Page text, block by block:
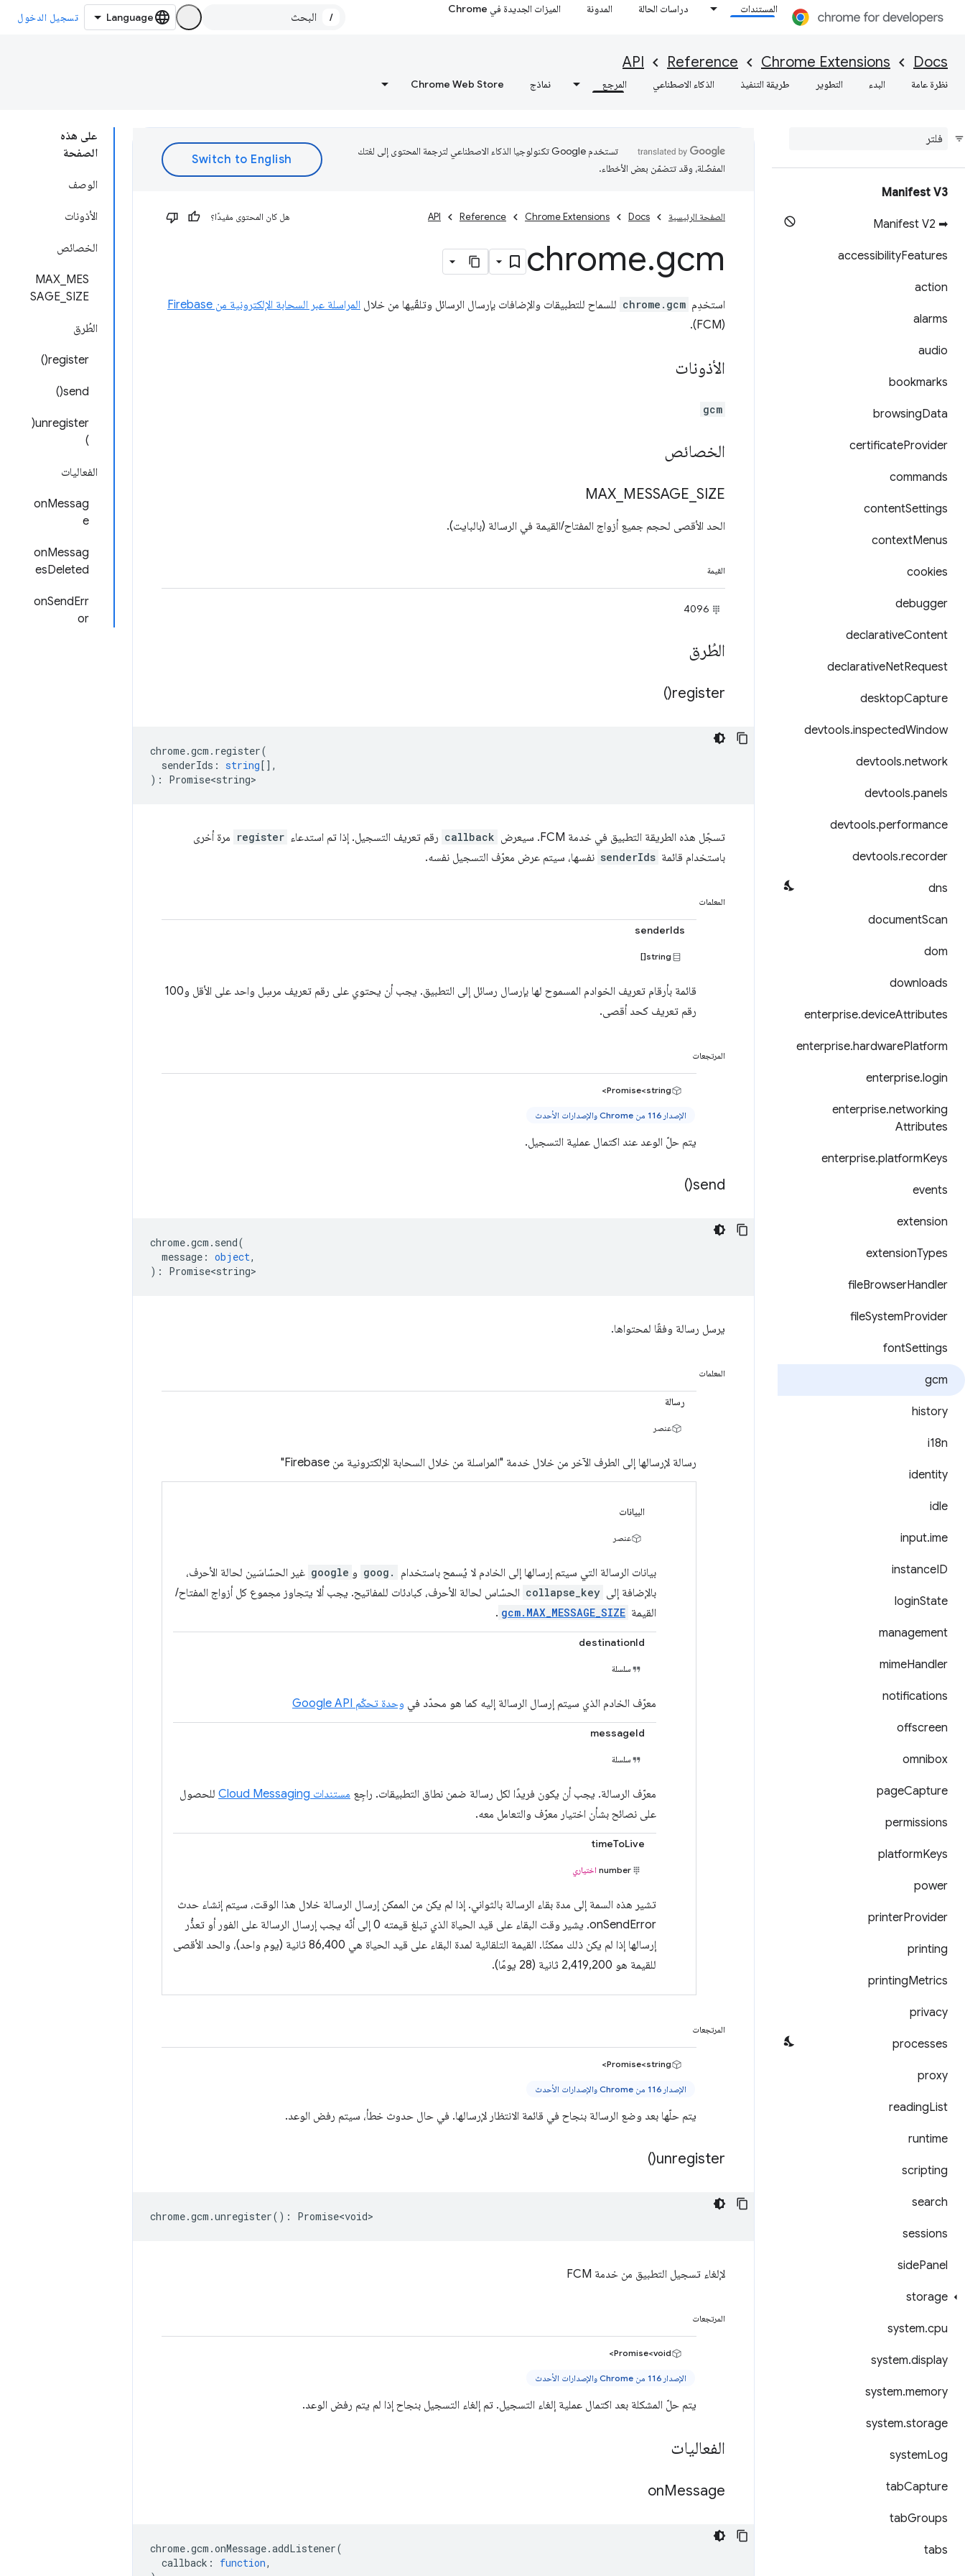
المستندات دراسات الحالة المدونة الميزات الجديدة في Chrome
/ تسجيل الدخول
Docs
Chrome Extensions
Reference
API
نظرة عامة البدء التطوير طريقة التنفيذ الذكاء الاصطناعي المرجع نماذج Chrome Web Store
Manifest V3
➡ Manifest V2
accessibilityFeatures
action
alarms
audio
bookmarks
browsingData
certificateProvider
commands
contentSettings
contextMenus
cookies
debugger
declarativeContent
declarativeNetRequest
desktopCapture
devtools.inspectedWindow
devtools.network
devtools.panels
devtools.performance
devtools.recorder
dns
documentScan
dom
downloads
enterprise.deviceAttributes
enterprise.hardwarePlatform
enterprise.login
enterprise.networking
Attributes
enterprise.platformKeys
events
extension
extensionTypes
fileBrowserHandler
fileSystemProvider
fontSettings
gcm
history
i18n
identity
idle
input.ime
instanceID
loginState
management
mimeHandler
notifications
offscreen
omnibox
pageCapture
permissions
platformKeys
power
printerProvider
printing
printingMetrics
privacy
processes
proxy
readingList
runtime
scripting
search
sessions
sidePanel
storage
system.cpu
system.display
system.memory
system.storage
systemLog
tabCapture
tabGroups
tabs
على هذه
الصفحة
الوصف
الأذونات
الخصائص
MAX_MES
SAGE_SIZE
الطُرق
register()
send()
unregister(
)
الفعاليات
onMessag
e
onMessag
esDeleted
onSendErr
or
تستخدم Google تكنولوجيا الذكاء الاصطناعي لترجمة المحتوى إلى لغتك
المفضّلة، وقد تتضمّن بعض الأخطاء.
الصفحة الرئيسية Docs
Chrome Extensions
Reference
API هل كان المحتوى مفيدًا؟
chrome.gcm
استخدِم chrome.gcm للسماح للتطبيقات والإضافات بإرسال الرسائل وتلقّيها من خلال المراسلة عبر السحابة الإلكترونية من Firebase
(FCM).
الأذونات
gcm
الخصائص
MAX MESSAGE SIZE
الحد الأقصى لحجم جميع أزواج المفتاح/القيمة في الرسالة (بالبايت).
القيمة
4096
الطُرق
register(
)
chrome.gcm . register(
senderIds : string[],
) : Promise<string>
تسجّل هذه الطريقة التطبيق في خدمة FCM. سيعرض callback رقم تعريف التسجيل. إذا تم استدعاء register مرة أخرى
باستخدام قائمة senderIds نفسها، سيتم عرض معرّف التسجيل نفسه.
المعلمات
senderIds
string[]
قائمة بأرقام تعريف الخوادم المسموح لها بإرسال رسائل إلى التطبيق. يجب أن يحتوي على رقم تعريف مرسِل واحد على الأقل و100
رقم تعريف كحد أقصى.
المرتجعات
Promise<string>
الإصدار 116 من Chrome والإصدارات الأحدث
يتم حلّ الوعد عند اكتمال عملية التسجيل.
send(
)
chrome.gcm . send(
message : object,
) : Promise<string>
يرسل رسالة وفقًا لمحتواها.
المعلمات
رسالة
عنصر
رسالة لإرسالها إلى الطرف الآخر من خلال خدمة "المراسلة من خلال السحابة الإلكترونية من Firebase"
البيانات
عنصر
بيانات الرسالة التي سيتم إرسالها إلى الخادم لا يُسمح باستخدام goog. و google غير الحسّاسَين لحالة الأحرف،
بالإضافة إلى collapse_key الحسّاس لحالة الأحرف، كبادئات للمفاتيح. يجب ألا يتجاوز مجموع كل أزواج المفتاح/
القيمة gcm.MAX_MESSAGE_SIZE
.
destinationId
سلسلة
معرّف الخادم الذي سيتم إرسال الرسالة إليه كما هو محدّد في وحدة تحكّم Google API
messageId
سلسلة
معرّف الرسالة. يجب أن يكون فريدًا لكل رسالة ضمن نطاق التطبيقات. راجِع مستندات Cloud Messaging
للحصول
على نصائح بشأن اختيار معرّف والتعامل معه.
timeToLive
number اختياري
تشير هذه السمة إلى مدة بقاء الرسالة بالثواني. إذا لم يكن من الممكن إرسال الرسالة خلال هذا الوقت، سيتم إنشاء حدث
onSendError. يشير وقت البقاء على قيد الحياة الذي تبلغ قيمته 0 إلى أنّه يجب إرسال الرسالة على الفور أو تعذُّر
إرسالها إذا لم يكن ذلك ممكنًا. القيمة التلقائية لمدة البقاء على قيد الحياة هي 86,400 ثانية (يوم واحد)، والحد الأقصى
للقيمة هو 2,419,200 ثانية (28 يومًا).
المرتجعات
Promise<string>
الإصدار 116 من Chrome والإصدارات الأحدث
يتم حلّها بعد وضع الرسالة بنجاح في قائمة الانتظار لإرسالها. في حال حدوث خطأ، سيتم رفض الوعد.
unregister(
)
chrome.gcm .unregister() : Promise<void>
لإلغاء تسجيل التطبيق من خدمة FCM
المرتجعات
Promise<void>
الإصدار 116 من Chrome والإصدارات الأحدث
يتم حلّ المشكلة بعد اكتمال عملية إلغاء التسجيل. تم إلغاء التسجيل بنجاح إذا لم يتم رفض الوعد.
الفعاليات
onMessage
chrome.gcm .onMessage.addListener(
callback : function,